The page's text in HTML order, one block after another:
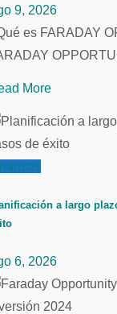
9, 2026
es FARADAY
More
a largo
6, 2026